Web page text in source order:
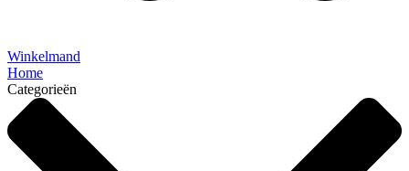
Winkelmand
Home
Categorieën